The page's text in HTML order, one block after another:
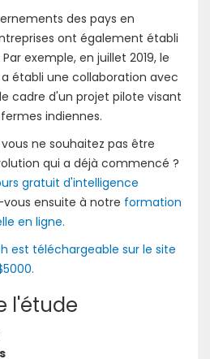
des pays en
ont également établi
exemple, en juillet 2019, le
établi une collaboration avec
cadre d'un projet pilote visant
indiennes.
ne souhaitez pas être
qui a déjà commencé ?
gratuit d'intelligence
ensuite à notre formation
en ligne.
est téléchargeable sur le site
l'étude